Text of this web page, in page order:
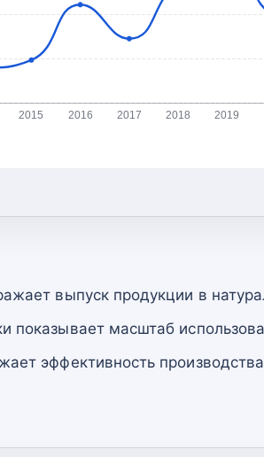
2015 2016 2017 2018 2019
выпуск продукции в
масштаб
эффективность